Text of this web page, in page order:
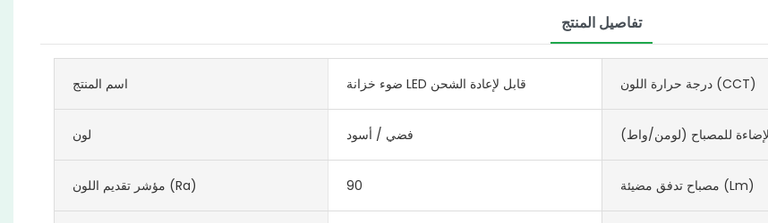
تفاصيل المنتج
اسم المنتج ضوء خزانة LED قابل لإعادة الشحن درجة حرارة اللون (CCT)
لون فضي / أسود للمصباح (لومن/واط)
مؤشر تقديم اللون (Ra) 90 مصباح تدفق مضيئة (lm)